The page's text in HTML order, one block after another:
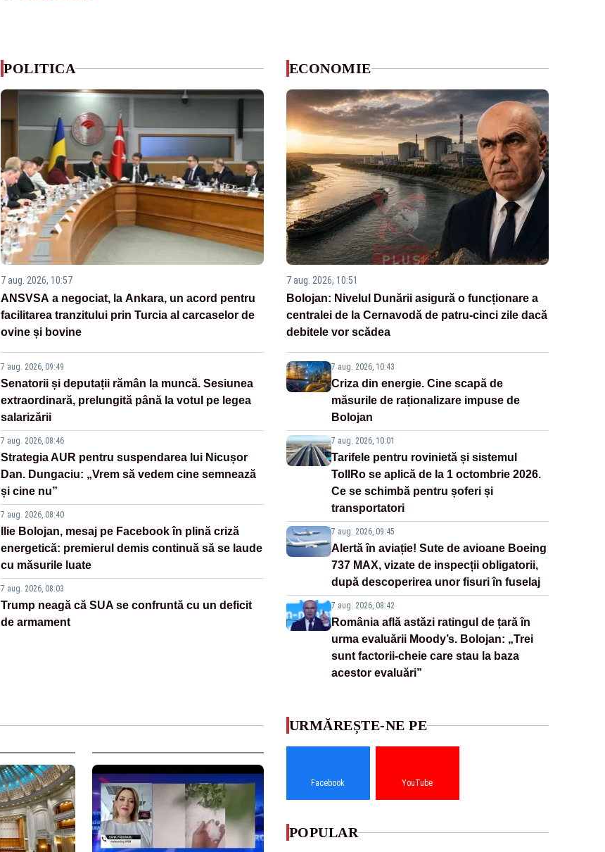
POLITICA
7 aug. 2026, 10:57
ANSVSA a negociat, la Ankara, un acord pentru
facilitarea tranzitului prin Turcia al carcaselor de
ovine și bovine
7 aug. 2026, 09:49
Senatorii și deputații rămân la muncă. Sesiunea
extraordinară, prelungită până la votul pe legea
salarizării
7 aug. 2026, 08:46
Strategia AUR pentru suspendarea lui Nicușor
Dan. Dungaciu: „Vrem să vedem cine semnează
și cine nu”
7 aug. 2026, 08:40
Ilie Bolojan, mesaj pe Facebook în plină criză
energetică: premierul demis continuă să se laude
cu măsurile luate
7 aug. 2026, 08:03
Trump neagă că SUA se confruntă cu un deficit
de armament
ECONOMIE
7 aug. 2026, 10:51
Bolojan: Nivelul Dunării asigură o funcționare a
centralei de la Cernavodă de patru-cinci zile dacă
debitele vor scădea
7 aug. 2026, 10:43
Criza din energie. Cine scapă de
măsurile de raționalizare impuse de
Bolojan
7 aug. 2026, 10:01
Tarifele pentru rovinietă și sistemul
TollRo se aplică de la 1 octombrie 2026.
Ce se schimbă pentru șoferi și
transportatori
7 aug. 2026, 09:45
Alertă în aviație! Sute de avioane Boeing
737 MAX, vizate de inspecții obligatorii,
după descoperirea unor fisuri în fuselaj
7 aug. 2026, 08:42
România află astăzi ratingul de țară în
urma evaluării Moody’s. Bolojan: „Trei
sunt factorii-cheie care stau la baza
acestor evaluări”
URMĂREȘTE-NE PE
Facebook YouTube
POPULAR